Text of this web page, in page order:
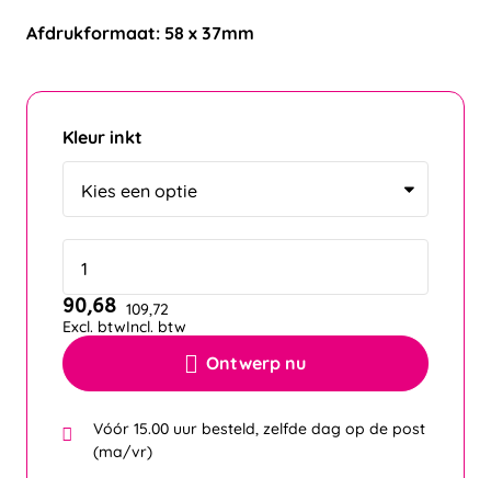
Afdrukformaat: 58 x 37mm
Kleur inkt
Ontwerp nu
90,68
Excl. btw
109,72
Incl. btw
Vóór 15.00 uur besteld, zelfde dag op de post
(ma/vr)